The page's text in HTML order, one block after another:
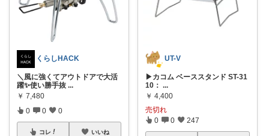
くらしHACK
＼風に強くてアウトドアで大活
躍✨使い勝手抜 ...
￥ 7,480
0 0 0
コレ いいね
UT-V
▶カコム ベーススタンド ST-31
10： ...
￥ 4,400
売切れ
0 0 247